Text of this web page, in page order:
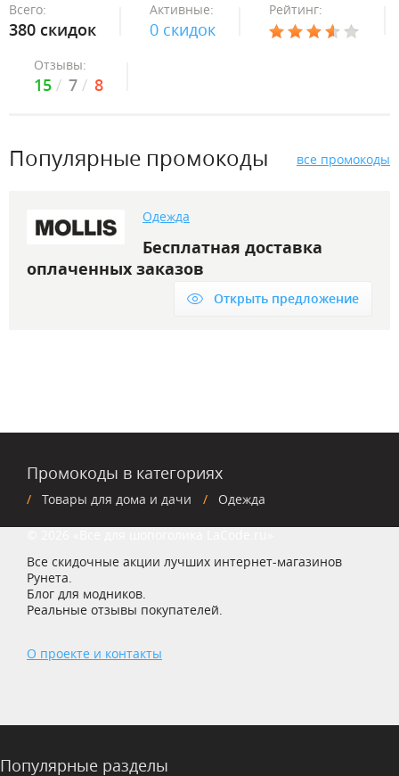
Всего:
380 скидок
Активные:
0 скидок
Рейтинг:
Отзывы:
15 7 8
Популярные промокоды все промокоды
Одежда
Бесплатная доставка
оплаченных заказов
Открыть предложение
Промокоды в категориях
Товары для дома и дачи Одежда
Все скидочные акции лучших интернет-магазинов
Рунета.
Блог для модников.
Реальные отзывы покупателей.
О проекте и контакты
Популярные разделы